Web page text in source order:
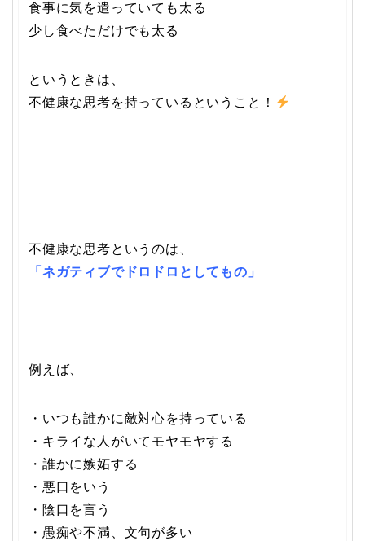
食事に気を遣っていても太る
少し食べただけでも太る
というときは、
不健康な思考を持っているということ！
不健康な思考というのは、
「ネガティブでドロドロとしてもの」
例えば、
・いつも誰かに敵対心を持っている
・キライな人がいてモヤモヤする
・誰かに嫉妬する
・悪口をいう
・陰口を言う
・愚痴や不満、文句が多い